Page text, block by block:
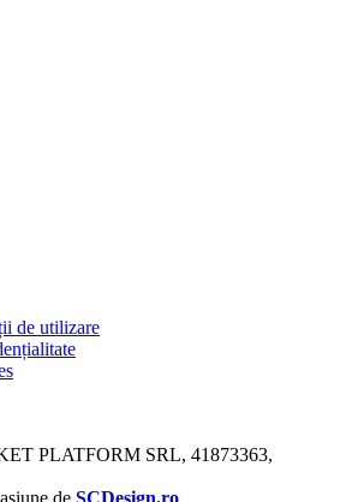
de utilizare
PLATFORM SRL, 41873363,